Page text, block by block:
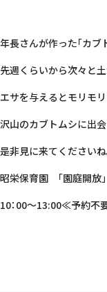
年長さんが作った「カブ
先週くらいから次々と
エサを与えるとモリモリ
沢山のカブトムシに出会
是非見に来てくださいね
昭栄保育園 「園庭開
10：00～13:00≪予約不